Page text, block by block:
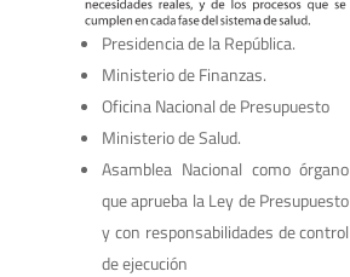
Presidencia de la República.
Ministerio de Finanzas.
Oficina Nacional de Presupuesto
Ministerio de Salud.
Asamblea Nacional como órgano
que aprueba la Ley de Presupuesto
y con responsabilidades de control
de ejecución